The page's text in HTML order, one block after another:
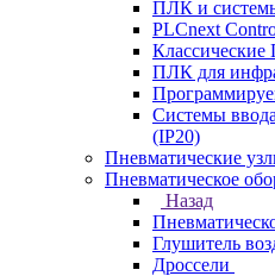
ПЛК и
PLCnext
ПЛК для
Системы
(IP20)
Пневматические
Пневматическое
Назад
Глушитель
Дроссели